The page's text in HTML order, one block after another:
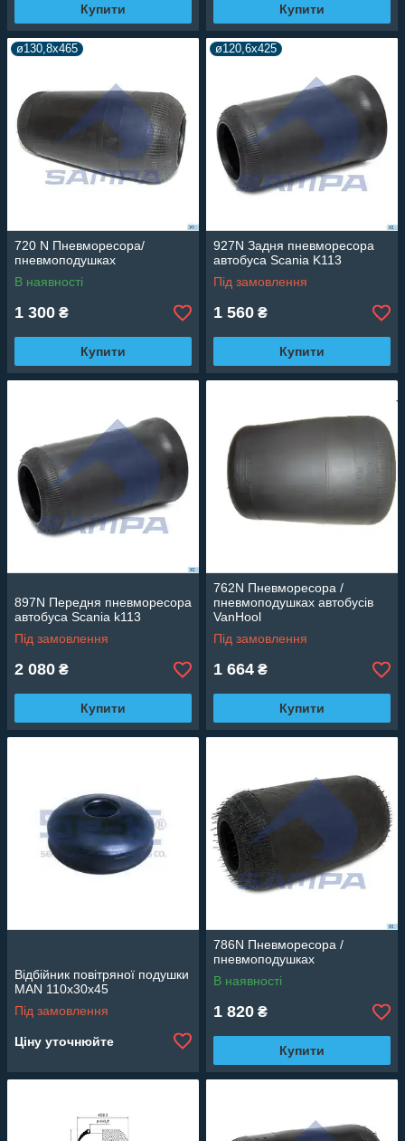
Купити Купити
ø130,8x465
720 N Пневморесора/
пневмоподушках
В наявності
1 300 ₴
Купити
ø120,6x425
927N Задня пневморесора
автобуса Scania K113
Під замовлення
1 560 ₴
Купити
897N Передня пневморесора
автобуса Scania k113
Під замовлення
2 080 ₴
Купити
762N Пневморесора /
пневмоподушках автобусів
VanHool
Під замовлення
1 664 ₴
Купити
Відбійник повітряної подушки
MAN 110x30x45
Під замовлення
Ціну уточнюйте
786N Пневморесора /
пневмоподушках
В наявності
1 820 ₴
Купити